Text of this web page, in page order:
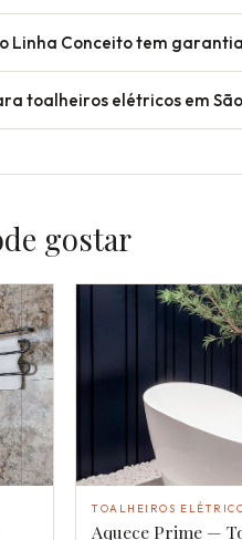
Linha Conceito tem
toalheiros elétricos em
gostar
TOALHEIROS
Aquece Prime —